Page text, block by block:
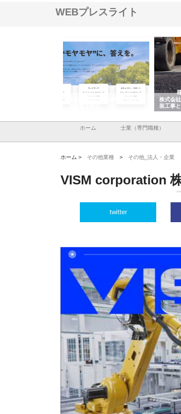
WEBプレスライト
株式会社ＣＳＡの事業内容と強
株式会
装工事
ホーム 士業（専門職種）
ホーム > その他業種 > その他_法人・企業
VISM corporation
twitter